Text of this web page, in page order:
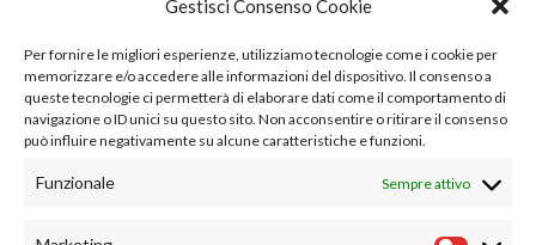
Gestisci Consenso Cookie
Per fornire le migliori esperienze, utilizziamo tecnologie come i cookie per
memorizzare e/o accedere alle informazioni del dispositivo. Il consenso a
queste tecnologie ci permetterà di elaborare dati come il comportamento di
navigazione o ID unici su questo sito. Non acconsentire o ritirare il consenso
può influire negativamente su alcune caratteristiche e funzioni.
Funzionale Sempre attivo
Cookie Policy (EU)
Termini e condizioni
Su di noi
Su di noi